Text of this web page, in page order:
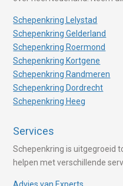
Schepenkring Lelystad
Schepenkring Gelderland
Schepenkring Roermond
Schepenkring Kortgene
Schepenkring Randmeren
Schepenkring Dordrecht
Schepenkring Heeg
Services
Schepenkring is uitgegroeid
helpen met verschillende